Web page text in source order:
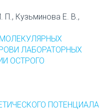
Кузьминова Е. В.,
ЛАБОРАТОРНЫХ
ОСТРОГО
ПОТЕНЦИАЛА